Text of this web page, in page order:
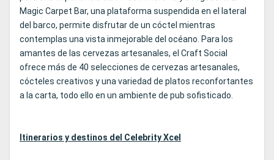
Magic Carpet Bar, una plataforma suspendida en el lateral
del barco, permite disfrutar de un cóctel mientras
contemplas una vista inmejorable del océano. Para los
amantes de las cervezas artesanales, el Craft Social
ofrece más de 40 selecciones de cervezas artesanales,
cócteles creativos y una variedad de platos reconfortantes
a la carta, todo ello en un ambiente de pub sofisticado.
Itinerarios y destinos del Celebrity Xcel